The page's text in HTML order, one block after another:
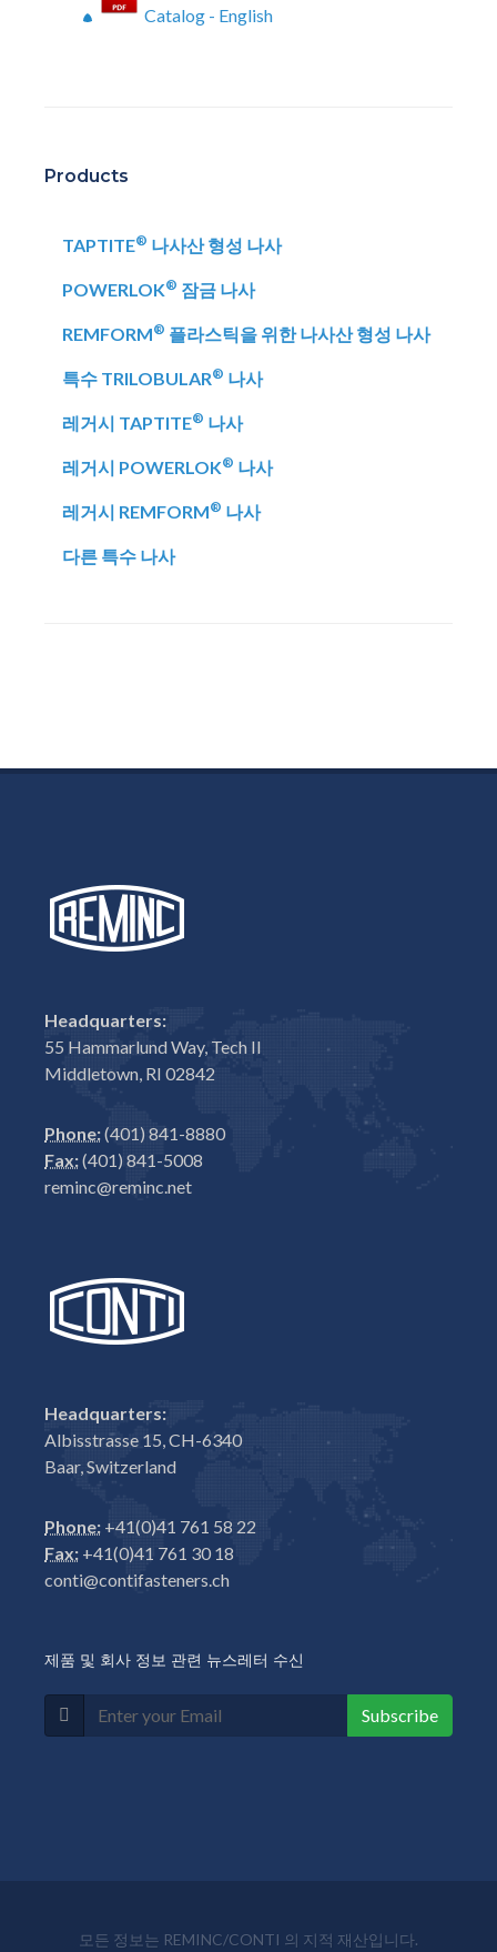
Catalog - English
Products
TAPTITE® 나사산 형성 나사
POWERLOK® 잠금 나사
REMFORM® 플라스틱을 위한 나사산 형성 나사
특수 TRILOBULAR® 나사
레거시 TAPTITE® 나사
레거시 POWERLOK® 나사
레거시 REMFORM® 나사
다른 특수 나사
Headquarters:
55 Hammarlund Way, Tech II
Middletown, RI 02842
Phone:(401) 841-8880
Fax:(401) 841-5008
reminc@reminc.net
Headquarters:
Albisstrasse 15, CH-6340
Baar, Switzerland
Phone: +41(0)41 761 58 22
Fax: +41(0)41 761 30 18
conti@contifasteners.ch
제품 및 회사 정보 관련 뉴스레터 수신
Subscribe
모든 정보는 REMINC/CONTI 의 지적 재산입니다.